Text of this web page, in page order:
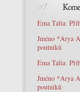
Ema Talia:
Jméno *Arya
poutníků
Ema Talia:
Jméno *Arya
poutníků